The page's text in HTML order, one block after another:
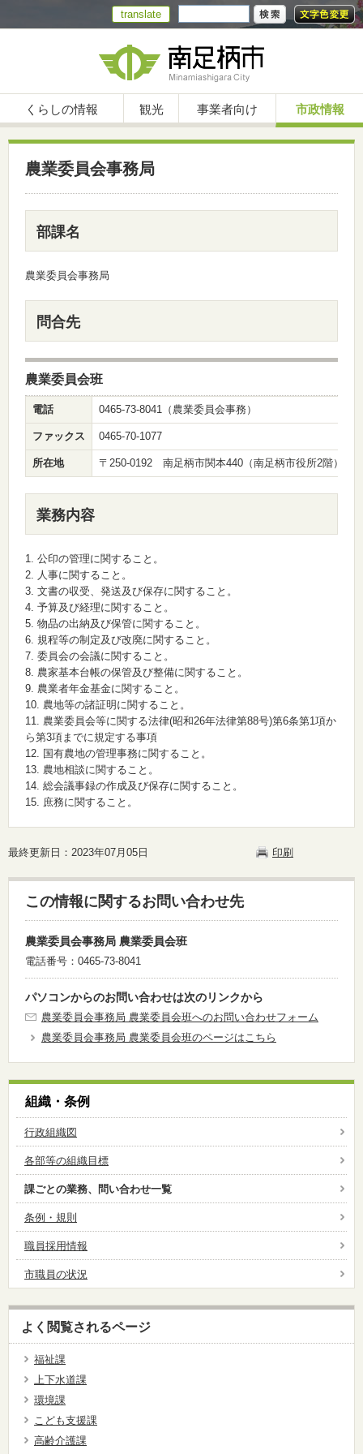
translate
くらしの情報 観光 事業者向け 市政情報
農業委員会事務局
部課名
農業委員会事務局
問合先
農業委員会班
電話 0465-73-8041（農業委員会事務）
ファックス 0465-70-1077
所在地 〒250-0192 南足柄市関本440（南足柄市役所2階）
業務内容
1. 公印の管理に関すること。
2. 人事に関すること。
3. 文書の収受、発送及び保存に関すること。
4. 予算及び経理に関すること。
5. 物品の出納及び保管に関すること。
6. 規程等の制定及び改廃に関すること。
7. 委員会の会議に関すること。
8. 農家基本台帳の保管及び整備に関すること。
9. 農業者年金基金に関すること。
10. 農地等の諸証明に関すること。
11. 農業委員会等に関する法律(昭和26年法律第88号)第6条第1項か
ら第3項までに規定する事項
12. 国有農地の管理事務に関すること。
13. 農地相談に関すること。
14. 総会議事録の作成及び保存に関すること。
15. 庶務に関すること。
最終更新日：2023年07月05日 印刷
この情報に関するお問い合わせ先
農業委員会事務局 農業委員会班
電話番号：0465-73-8041
パソコンからのお問い合わせは次のリンクから
農業委員会事務局 農業委員会班へのお問い合わせフォーム
農業委員会事務局 農業委員会班のページはこちら
組織・条例
行政組織図
各部等の組織目標
課ごとの業務、問い合わせ一覧
条例・規則
職員採用情報
市職員の状況
よく閲覧されるページ
福祉課
上下水道課
環境課
こども支援課
高齢介護課